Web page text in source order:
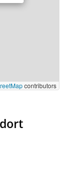
contributors